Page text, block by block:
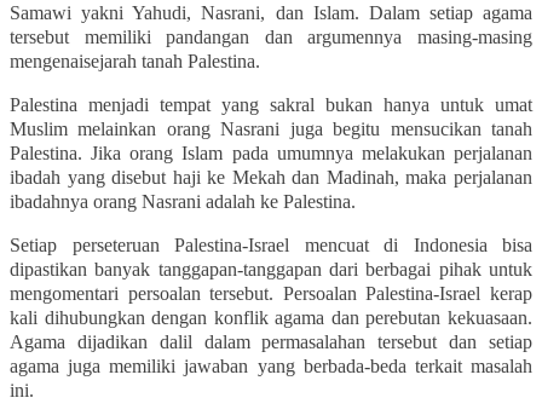
Samawi yakni Yahudi, Nasrani, dan Islam. Dalam setiap agama
tersebut memiliki pandangan dan argumennya masing-masing
mengenaisejarah tanah Palestina.
Palestina menjadi tempat yang sakral bukan hanya untuk umat
Muslim melainkan orang Nasrani juga begitu mensucikan tanah
Palestina. Jika orang Islam pada umumnya melakukan perjalanan
ibadah yang disebut haji ke Mekah dan Madinah, maka perjalanan
ibadahnya orang Nasrani adalah ke Palestina.
Setiap perseteruan Palestina-Israel mencuat di Indonesia bisa
dipastikan banyak tanggapan-tanggapan dari berbagai pihak untuk
mengomentari persoalan tersebut. Persoalan Palestina-Israel kerap
kali dihubungkan dengan konflik agama dan perebutan kekuasaan.
Agama dijadikan dalil dalam permasalahan tersebut dan setiap
agama juga memiliki jawaban yang berbada-beda terkait masalah
ini.